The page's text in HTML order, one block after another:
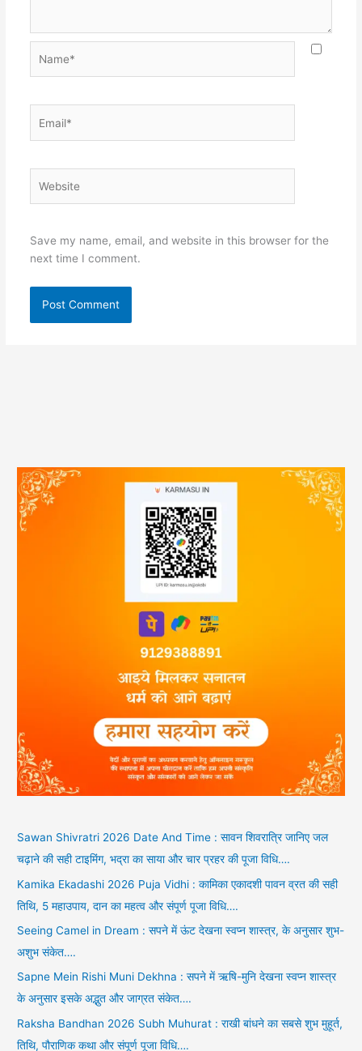
Save my name, email, and website in this browser for the
next time I comment.
Sawan Shivratri 2026 Date And Time : सावन शिवरात्रि जानिए जल
चढ़ाने की सही टाइमिंग, भद्रा का साया और चार प्रहर की पूजा विधि….
Kamika Ekadashi 2026 Puja Vidhi : कामिका एकादशी पावन व्रत की सही
तिथि, 5 महाउपाय, दान का महत्व और संपूर्ण पूजा विधि….
Seeing Camel in Dream : सपने में ऊंट देखना स्वप्न शास्त्र, के अनुसार शुभ-
अशुभ संकेत….
Sapne Mein Rishi Muni Dekhna : सपने में ऋषि-मुनि देखना स्वप्न शास्त्र
के अनुसार इसके अद्भुत और जाग्रत संकेत….
Raksha Bandhan 2026 Subh Muhurat : राखी बांधने का सबसे शुभ मुहूर्त,
तिथि, पौराणिक कथा और संपूर्ण पूजा विधि….